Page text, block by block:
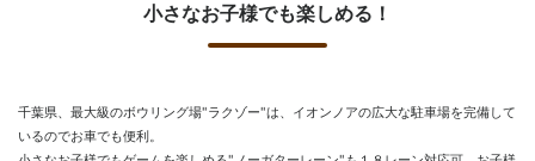
小さなお子様でも楽しめる！
千葉県、最大級のボウリング場"ラクゾー"は、イオンノアの広大な駐車場を完備して
いるのでお車でも便利。